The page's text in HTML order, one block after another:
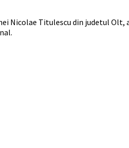
Nicolae Titulescu din judetul